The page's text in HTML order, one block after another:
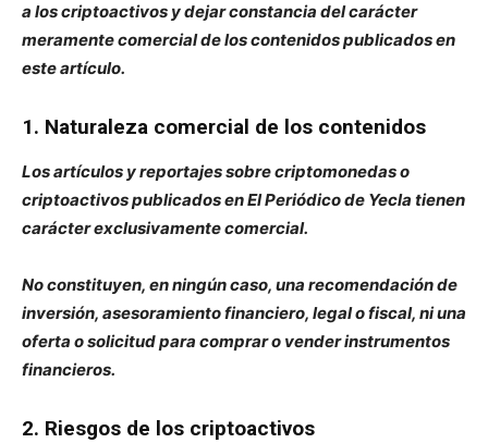
a los criptoactivos y dejar constancia del carácter
meramente comercial de los contenidos publicados en
este artículo.
1. Naturaleza comercial de los contenidos
Los artículos y reportajes sobre criptomonedas o
criptoactivos publicados en El Periódico de Yecla tienen
carácter exclusivamente comercial.
No constituyen, en ningún caso, una recomendación de
inversión, asesoramiento financiero, legal o fiscal, ni una
oferta o solicitud para comprar o vender instrumentos
financieros.
2. Riesgos de los criptoactivos